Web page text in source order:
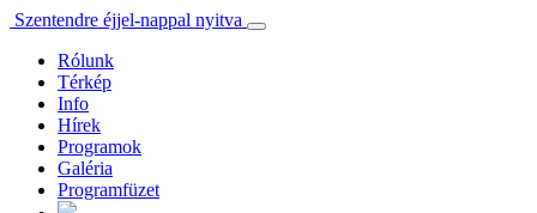
Szentendre éjjel-nappal nyitva
Rólunk
Térkép
Info
Hírek
Programok
Galéria
Programfüzet